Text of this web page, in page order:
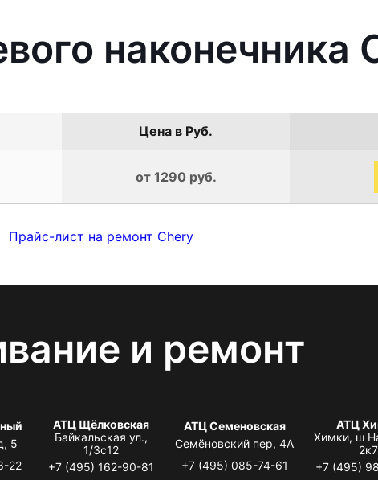
наконечника
Цена в Руб.
от 1290 руб.
Прайс-лист на ремонт Chery
и ремонт
5
22
АТЦ Щёлковская
Байкальская ул.,
1/3с12
+7 (495) 162-90-81
АТЦ Семеновская
Семёновский пер, 4А
+7 (495) 085-74-61
АТЦ
Химки, ш
2к7
+7 (495)